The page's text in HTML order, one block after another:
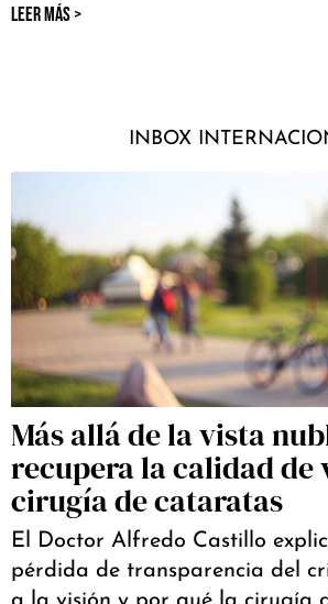
LEER MÁS >
INBOX
Más allá de la vista
recupera la calidad de
cirugía de cataratas
El Doctor Alfredo Castillo
pérdida de transparencia del